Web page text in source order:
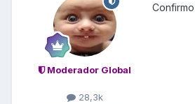
Moderador Global
28,3k